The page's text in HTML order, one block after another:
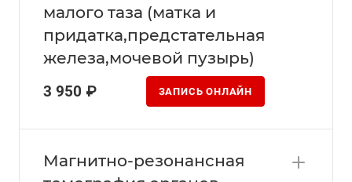
малого таза (матка и
придатка,предстательная
железа,мочевой пузырь)
3 950 ₽ ЗАПИСЬ ОНЛАЙН
Магнитно-резонансная